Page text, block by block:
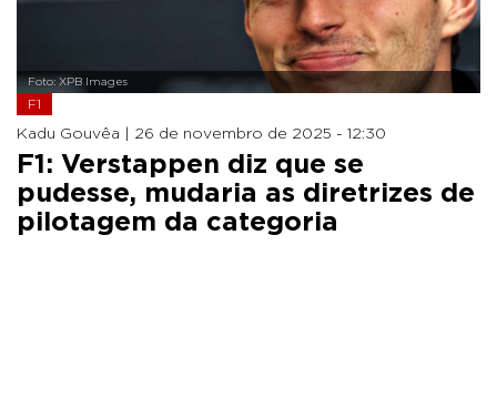
Foto: XPB Images
F1
Kadu Gouvêa | 26 de novembro de 2025 - 12:30
F1: Verstappen diz que se
pudesse, mudaria as diretrizes de
pilotagem da categoria